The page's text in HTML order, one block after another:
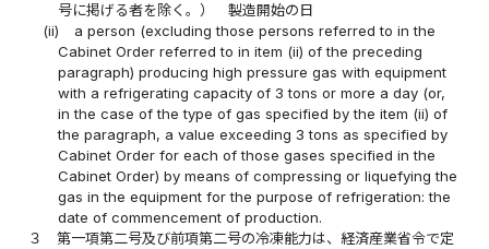
号に掲げる者を除く。） 製造開始の日
(ii)
a person (excluding those persons referred to in the
Cabinet Order referred to in item (ii) of the preceding
paragraph) producing high pressure gas with equipment
with a refrigerating capacity of 3 tons or more a day (or,
in the case of the type of gas specified by the item (ii) of
the paragraph, a value exceeding 3 tons as specified by
Cabinet Order for each of those gases specified in the
Cabinet Order) by means of compressing or liquefying the
gas in the equipment for the purpose of refrigeration: the
date of commencement of production.
３
第一項第二号及び前項第二号の冷凍能力は、経済産業省令で定